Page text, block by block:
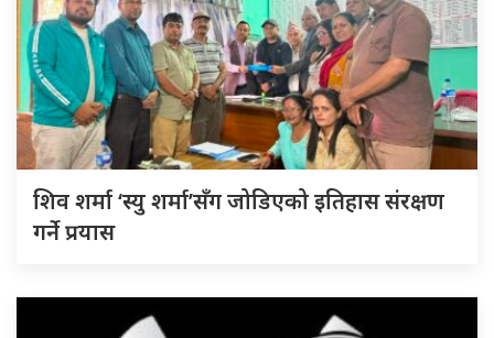
शिव शर्मा ‘स्यु शर्मा’सँग जोडिएको इतिहास संरक्षण
गर्ने प्रयास